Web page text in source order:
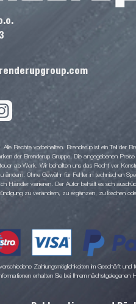
Rechte vorbehalten. Brenderup ist ein Teil der
der Brenderup Gruppe. Die angegebenen Preise
ab Werk. Wir behalten uns das Recht vor
ändern. Ohne Gewähr für Fehler in technischen
Händler variieren. Der Autor behält es sich
zu verändern, zu ergänzen, zu löschen
Zahlungsmöglichkeiten im Geschäft
erhalten Sie bei Ihrem nächstgelegenen